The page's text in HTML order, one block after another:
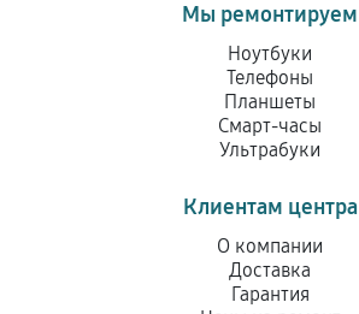
Мы ремонтируем
Ноутбуки
Телефоны
Планшеты
Смарт-часы
Ультрабуки
Клиентам центра
О компании
Доставка
Гарантия